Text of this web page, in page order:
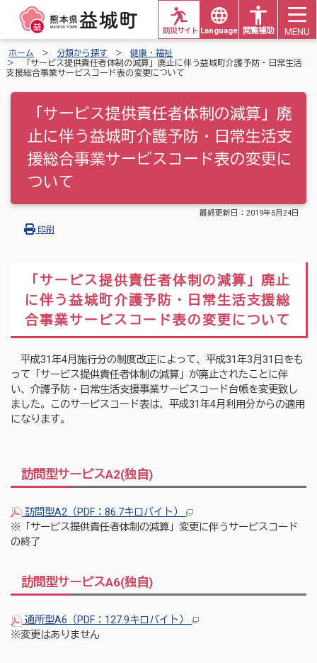
Languages 閲覧補助
防災サイト MENU
ホーム 分類から探す
健康・福祉
「サービス提供責任者体制の減算」廃止に伴う益城町介護予防・日常生活
支援総合事業サービスコード表の変更について
「サービス提供責任者体制の減算」廃
止に伴う益城町介護予防・日常生活支
援総合事業サービスコード表の変更に
ついて
最終更新日： 2019年5月24日
印刷
「サービス提供責任者体制の減算」廃止
に伴う益城町介護予防・日常生活支援総
合事業サービスコード表の変更について
平成31年4月施行分の制度改正によって、平成31年3月31日をも
って「サービス提供責任者体制の減算」が廃止されたことに伴
い、介護予防・日常生活支援事業サービスコード台帳を変更致し
ました。このサービスコード表は、平成31年4月利用分からの適用
になります。
訪問型サービスA2(独自)
訪問型A2（PDF：86.7キロバイト）
※「サービス提供責任者体制の減算」変更に伴うサービスコード
の終了
訪問型サービスA6(独自)
通所型A6（PDF：127.9キロバイト）
※変更はありません